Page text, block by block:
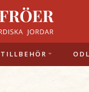
TILLBEHÖR